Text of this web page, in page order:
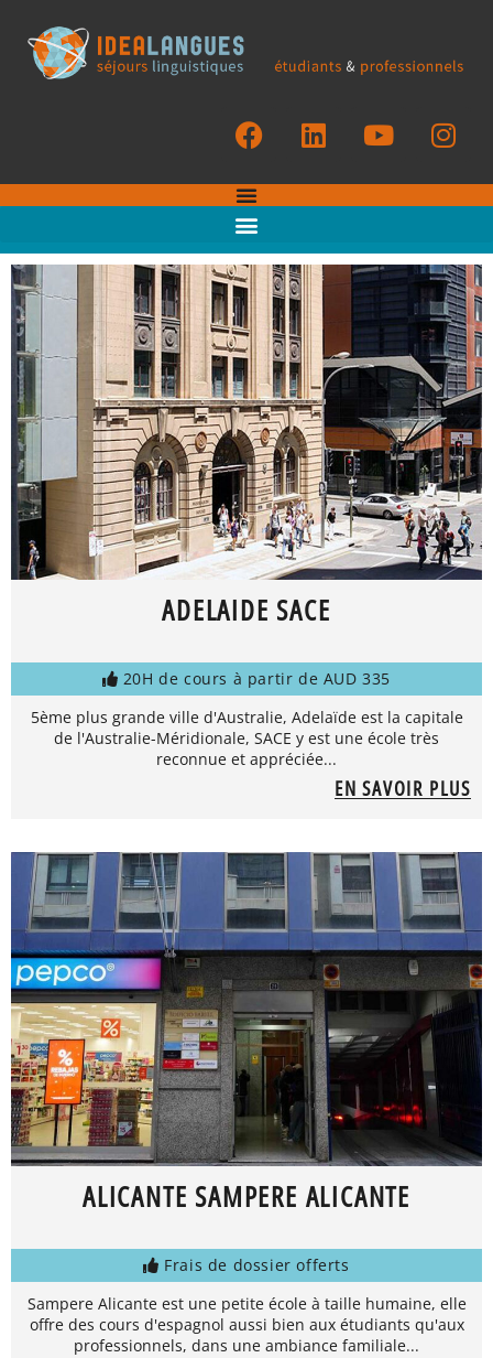
ADELAIDE SACE
20H de cours à partir de AUD 335
5ème plus grande ville d'Australie, Adelaïde est la capitale
de l'Australie-Méridionale, SACE y est une école très
reconnue et appréciée...
EN SAVOIR PLUS
ALICANTE SAMPERE ALICANTE
Frais de dossier offerts
Sampere Alicante est une petite école à taille humaine, elle
offre des cours d'espagnol aussi bien aux étudiants qu'aux
professionnels, dans une ambiance familiale...